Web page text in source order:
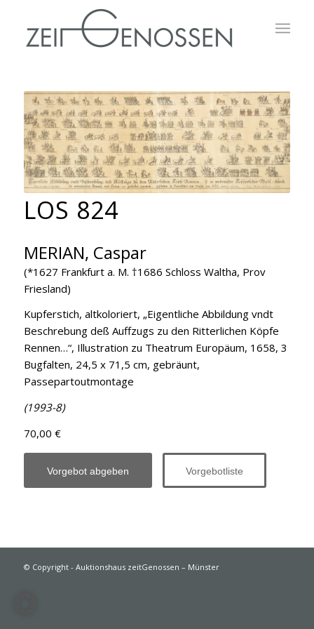
LOS 824
MERIAN, Caspar
(*1627 Frankfurt a. M. †1686 Schloss Waltha, Prov
Friesland)
Kupferstich, altkoloriert, „Eigentliche Abbildung vndt
Beschrebung deß Auffzugs zu den Ritterlichen Köpfe
Rennen…“, Illustration zu Theatrum Europäum, 1658, 3
Bugfalten, 24,5 x 71,5 cm, gebräunt,
Passepartoutmontage
(1993-8)
70,00 €
Vorgebot abgeben Vorgebotliste
© Copyright - Auktionshaus zeitGenossen – Münster